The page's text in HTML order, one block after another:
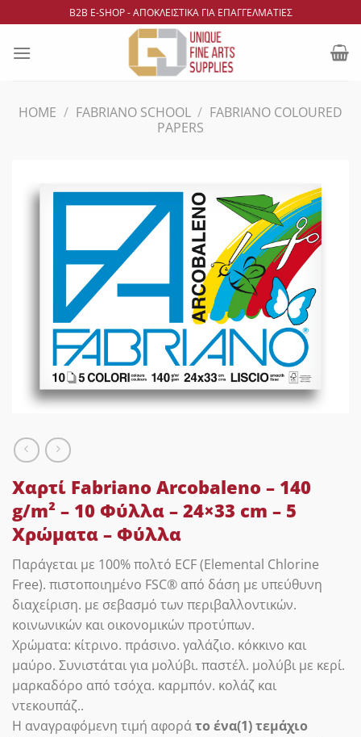
στο
περιεχόμενο
B2B Ε-SHOP - ΑΠΟΚΛΕΙΣΤΙΚΑ ΓΙΑ ΕΠΑΓΓΕΛΜΑΤΙΕΣ
HOME / FABRIANO SCHOOL / FABRIANO COLOURED
PAPERS
Χαρτί Fabriano Arcobaleno – 140
g/m² – 10 Φύλλα – 24×33 cm – 5
Χρώματα – Φύλλα
Παράγεται με 100% πολτό ECF (Elemental Chlorine
Free). πιστοποιημένο FSC® από δάση με υπεύθυνη
διαχείριση. με σεβασμό των περιβαλλοντικών.
κοινωνικών και οικονομικών προτύπων.
Χρώματα: κίτρινο. πράσινο. γαλάζιο. κόκκινο και
μαύρο. Συνιστάται για μολύβι. παστέλ. μολύβι με κερί.
μαρκαδόρο από τσόχα. καρμπόν. κολάζ και
ντεκουπάζ..
Η αναγραφόμενη τιμή αφοράτο ένα(1) τεμάχιο